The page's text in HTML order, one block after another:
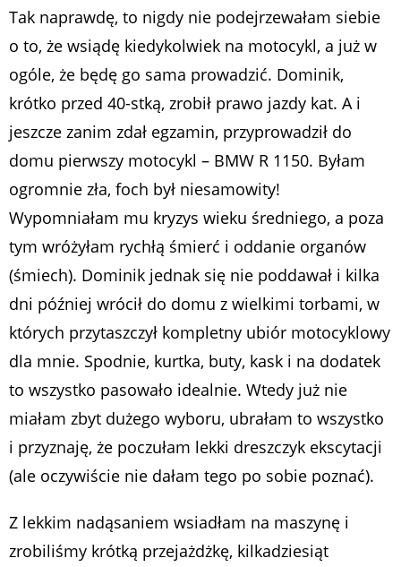
Tak naprawdę, to nigdy nie podejrzewałam siebie
o to, że wsiądę kiedykolwiek na motocykl, a już w
ogóle, że będę go sama prowadzić. Dominik,
krótko przed 40-stką, zrobił prawo jazdy kat. A i
jeszcze zanim zdał egzamin, przyprowadził do
domu pierwszy motocykl – BMW R 1150. Byłam
ogromnie zła, foch był niesamowity!
Wypomniałam mu kryzys wieku średniego, a poza
tym wróżyłam rychłą śmierć i oddanie organów
(śmiech). Dominik jednak się nie poddawał i kilka
dni później wrócił do domu z wielkimi torbami, w
których przytaszczył kompletny ubiór motocyklowy
dla mnie. Spodnie, kurtka, buty, kask i na dodatek
to wszystko pasowało idealnie. Wtedy już nie
miałam zbyt dużego wyboru, ubrałam to wszystko
i przyznaję, że poczułam lekki dreszczyk ekscytacji
(ale oczywiście nie dałam tego po sobie poznać).
Z lekkim nadąsaniem wsiadłam na maszynę i
zrobiliśmy krótką przejażdżkę, kilkadziesiąt